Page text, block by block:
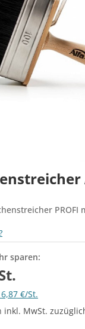
PROFI
sparen:
€/St.
inkl. MwSt.